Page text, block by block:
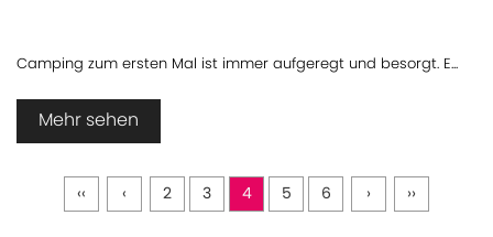
Camping zum ersten Mal ist immer aufgeregt und besorgt. E...
Mehr sehen
‹‹ ‹ 2 3 4 5 6 › ››